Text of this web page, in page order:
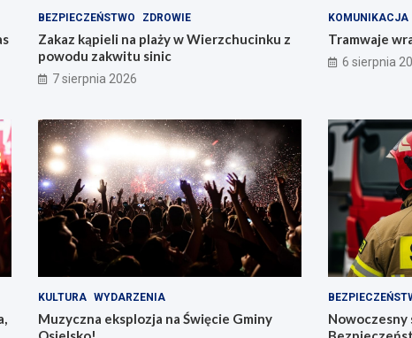
BEZPIECZEŃSTWO ZDROWIE
Zakaz kąpieli na plaży w Wierzchucinku z
powodu zakwitu sinic
7 sierpnia 2026
KOMUNIKACJA
Tramwaje
6 sierpnia
KULTURA WYDARZENIA
Muzyczna eksplozja na Święcie Gminy
Nowoczesny